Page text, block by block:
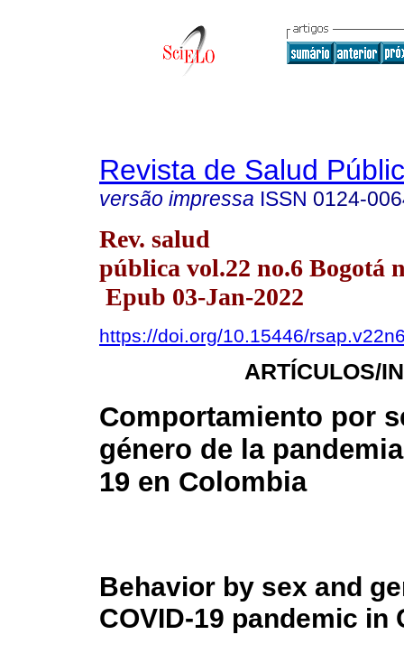
Revista de Salud
versão impressa ISSN 0124-
Rev. salud
pública vol.22 no.6 Bogotá
Epub 03-Jan-2022
https://doi.org/10.15446/
ARTÍCULOS/
Comportamiento por
género de la
19 en Colombia
Behavior by sex and
COVID-19 pandemic in